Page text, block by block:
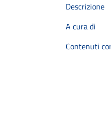
Descrizione
A cura di
Contenuti